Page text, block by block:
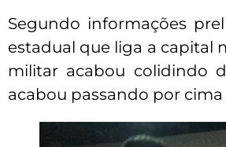
Segundo informações
estadual que liga a capital
militar acabou colidindo
acabou passando por